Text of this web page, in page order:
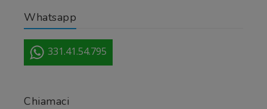
Whatsapp
331.41.54.795
Chiamaci